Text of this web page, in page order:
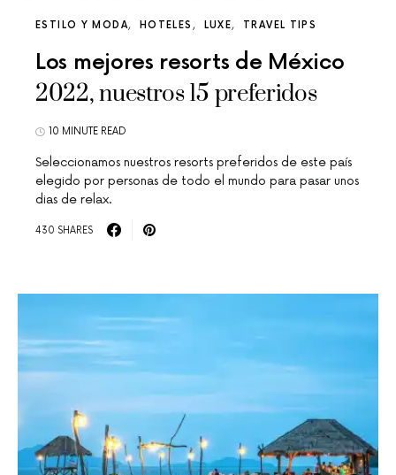
ESTILO Y MODA HOTELES LUXE TRAVEL TIPS
Los mejores resorts de México
2022, nuestros 15 preferidos
10 MINUTE READ
Seleccionamos nuestros resorts preferidos de este país
elegido por personas de todo el mundo para pasar unos
dias de relax.
430 SHARES